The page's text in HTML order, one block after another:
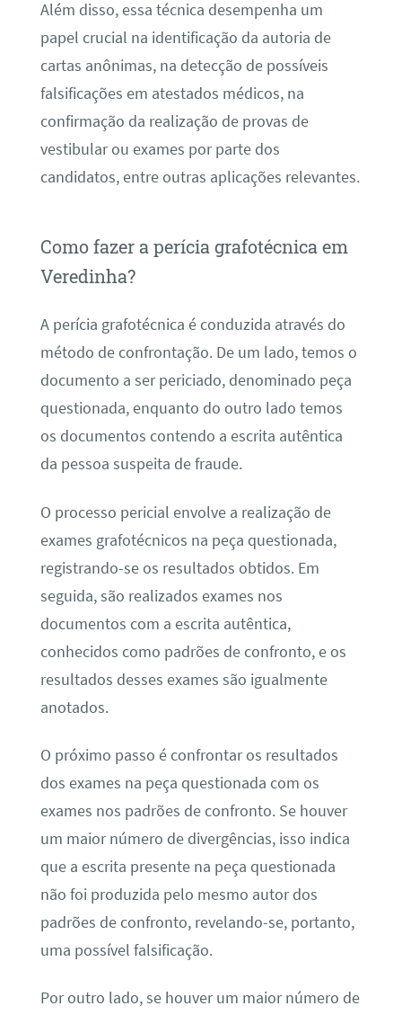
Além disso, essa técnica desempenha um
papel crucial na identificação da autoria de
cartas anônimas, na detecção de possíveis
falsificações em atestados médicos, na
confirmação da realização de provas de
vestibular ou exames por parte dos
candidatos, entre outras aplicações relevantes.
Como fazer a perícia grafotécnica em
Veredinha?
A perícia grafotécnica é conduzida através do
método de confrontação. De um lado, temos o
documento a ser periciado, denominado peça
questionada, enquanto do outro lado temos
os documentos contendo a escrita autêntica
da pessoa suspeita de fraude.
O processo pericial envolve a realização de
exames grafotécnicos na peça questionada,
registrando-se os resultados obtidos. Em
seguida, são realizados exames nos
documentos com a escrita autêntica,
conhecidos como padrões de confronto, e os
resultados desses exames são igualmente
anotados.
O próximo passo é confrontar os resultados
dos exames na peça questionada com os
exames nos padrões de confronto. Se houver
um maior número de divergências, isso indica
que a escrita presente na peça questionada
não foi produzida pelo mesmo autor dos
padrões de confronto, revelando-se, portanto,
uma possível falsificação.
Por outro lado, se houver um maior número de